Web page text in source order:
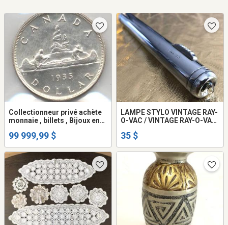
Collectionneur privé achète
monnaie , billets , Bijoux en
99 999,99 $
LAMPE STYLO VINTAGE RAY-
O-VAC / VINTAGE RAY-O-VAC
35 $